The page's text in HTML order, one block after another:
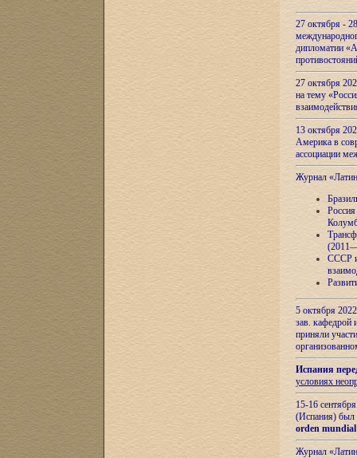
27 октября -
дипломатии
27 октября
на тему
13 октября
Америка в
ассоциации
Журнал
СССР и
5 октября
зав.
приняли
Испания
условиях
15-16
(Испания) был
orden
Журнал